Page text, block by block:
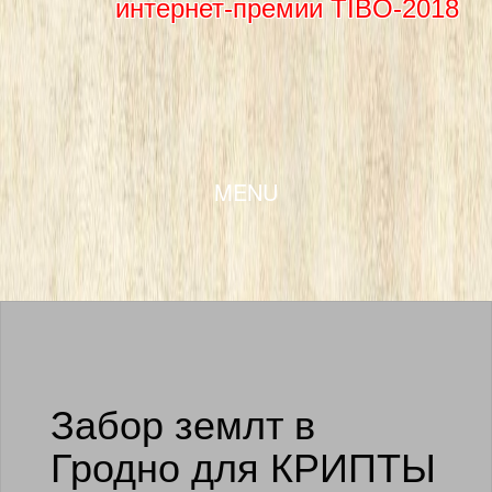
интернет-премии TIBO-2018
MENU
SKIP TO CONTENT
Забор землт в
Гродно для КРИПТЫ